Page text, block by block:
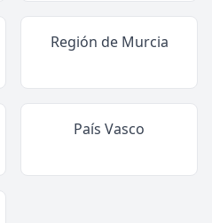
Región de Murcia
País Vasco